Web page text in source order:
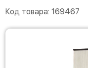
Код товара: 169467